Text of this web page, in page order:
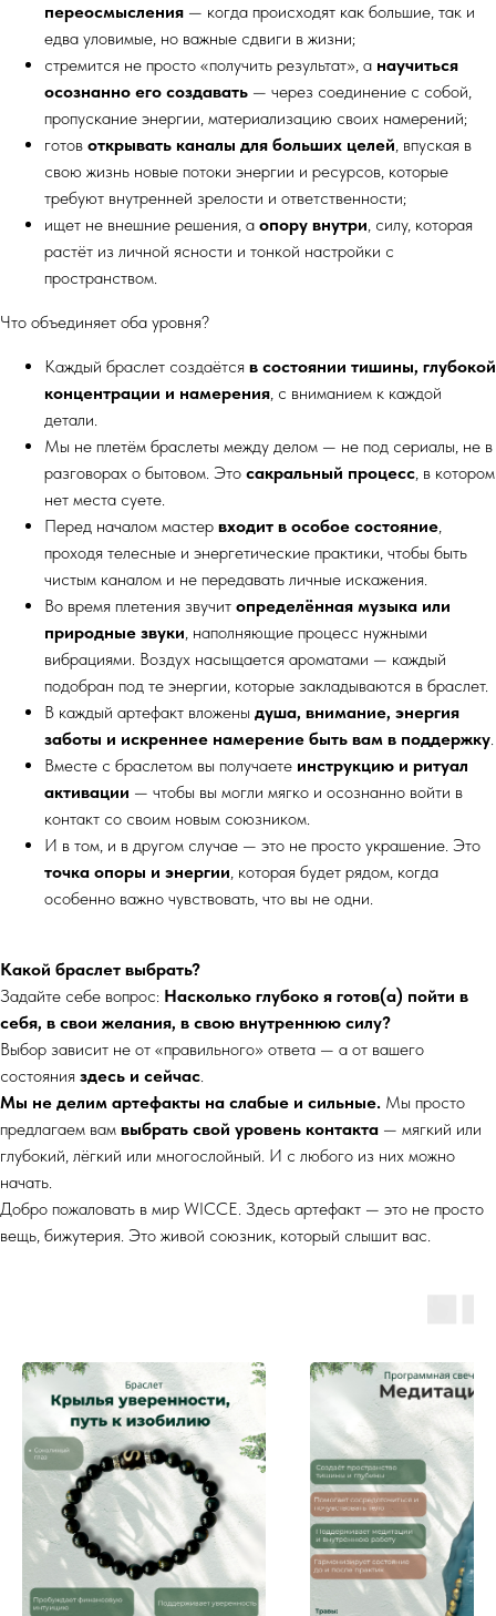
переосмысления — когда происходят как большие, так и
едва уловимые, но важные сдвиги в жизни;
стремится не просто «получить результат», а научиться
осознанно его создавать — через соединение с собой,
пропускание энергии, материализацию своих намерений;
готов открывать каналы для больших целей, впуская в
свою жизнь новые потоки энергии и ресурсов, которые
требуют внутренней зрелости и ответственности;
ищет не внешние решения, а опору внутри, силу, которая
растёт из личной ясности и тонкой настройки с
пространством.
Что объединяет оба уровня?
Каждый браслет создаётся в состоянии тишины, глубокой
концентрации и намерения, с вниманием к каждой
детали.
Мы не плетём браслеты между делом — не под сериалы, не в
разговорах о бытовом. Это сакральный процесс, в котором
нет места суете.
Перед началом мастер входит в особое состояние,
проходя телесные и энергетические практики, чтобы быть
чистым каналом и не передавать личные искажения.
Во время плетения звучит определённая музыка или
природные звуки, наполняющие процесс нужными
вибрациями. Воздух насыщается ароматами — каждый
подобран под те энергии, которые закладываются в браслет.
В каждый артефакт вложены душа, внимание, энергия
заботы и искреннее намерение быть вам в поддержку.
Вместе с браслетом вы получаете инструкцию и ритуал
активации — чтобы вы могли мягко и осознанно войти в
контакт со своим новым союзником.
И в том, и в другом случае — это не просто украшение. Это
точка опоры и энергии, которая будет рядом, когда
особенно важно чувствовать, что вы не одни.
Какой браслет выбрать?
Задайте себе вопрос: Насколько глубоко я готов(а) пойти в
себя, в свои желания, в свою внутреннюю силу?
Выбор зависит не от «правильного» ответа — а от вашего
состояния здесь и сейчас.
Мы не делим артефакты на слабые и сильные. Мы просто
предлагаем вам выбрать свой уровень контакта — мягкий или
глубокий, лёгкий или многослойный. И с любого из них можно
начать.
Добро пожаловать в мир WICCE. Здесь артефакт — это не просто
вещь, бижутерия. Это живой союзник, который слышит вас.